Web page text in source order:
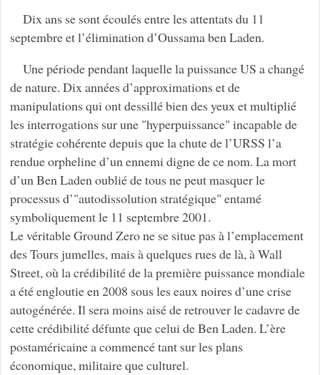
Dix ans se sont écoulés entre les attentats du 11
septembre et l’élimination d’Oussama ben Laden.
Une période pendant laquelle la puissance US a changé
de nature. Dix années d’approximations et de
manipulations qui ont dessillé bien des yeux et multiplié
les interrogations sur une "hyperpuissance" incapable de
stratégie cohérente depuis que la chute de l’URSS l’a
rendue orpheline d’un ennemi digne de ce nom. La mort
d’un Ben Laden oublié de tous ne peut masquer le
processus d’"autodissolution stratégique" entamé
symboliquement le 11 septembre 2001.
Le véritable Ground Zero ne se situe pas à l’emplacement
des Tours jumelles, mais à quelques rues de là, à Wall
Street, où la crédibilité de la première puissance mondiale
a été engloutie en 2008 sous les eaux noires d’une crise
autogénérée. Il sera moins aisé de retrouver le cadavre de
cette crédibilité défunte que celui de Ben Laden. L’ère
postaméricaine a commencé tant sur les plans
économique, militaire que culturel.